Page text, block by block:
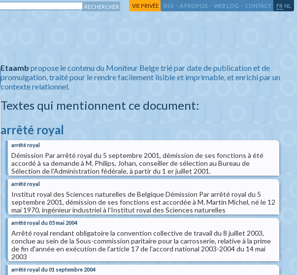
VIE PRIVÉE RSS - A PROPOS - WEB LOG - CONTACT FR NL
Etaamb propose le contenu du Moniteur Belge trié par date de publication et de
promulgation, traité pour le rendre facilement lisible et imprimable, et enrichi par un
contexte relationnel.
Textes qui mentionnent ce document:
arrêté royal
arrêté royal
Démission Par arrêté royal du 5 septembre 2001, démission de ses fonctions à été
accordé à sa demande à M. Philips, Johan, conseiller de sélection au Bureau de
Sélection de l'Administration fédérale, à partir du 1 er juillet 2001.
arrêté royal
Institut royal des Sciences naturelles de Belgique Démission Par arrêté royal du 5
septembre 2001, démission de ses fonctions est accordée à M. Martin Michel, né le 12
mai 1970, ingénieur industriel à l'Institut royal des Sciences naturelles
arrêté royal du 05 mai 2004
Arrêté royal rendant obligatoire la convention collective de travail du 8 juillet 2003,
conclue au sein de la Sous-commission paritaire pour la carrosserie, relative à la prime
de fin d'année en exécution de l'article 17 de l'accord national 2003-2004 du 14 mai
2003
arrêté royal du 01 septembre 2004